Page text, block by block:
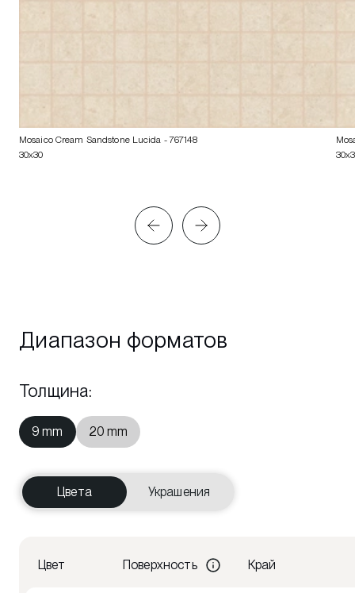
Mosaico Cream Sandstone Lucida - 767148
30x30
Диапазон форматов
Толщина:
9 mm 20 mm
Цвета Украшения
Цвет Поверхность Край